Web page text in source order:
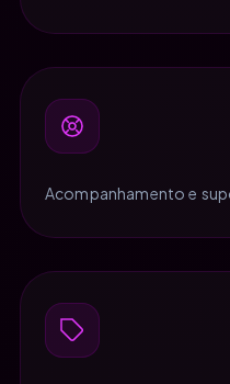
Acompanhamento e